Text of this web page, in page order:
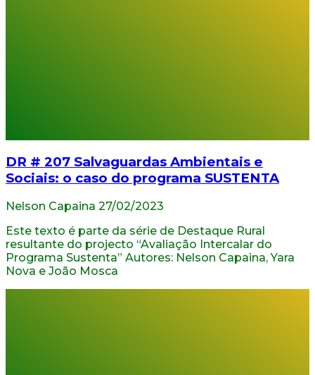
DR # 207 Salvaguardas Ambientais e
Sociais: o caso do programa SUSTENTA
Nelson Capaina 27/02/2023
Este texto é parte da série de Destaque Rural
resultante do projecto “Avaliação Intercalar do
Programa Sustenta” Autores: Nelson Capaina, Yara
Nova e João Mosca